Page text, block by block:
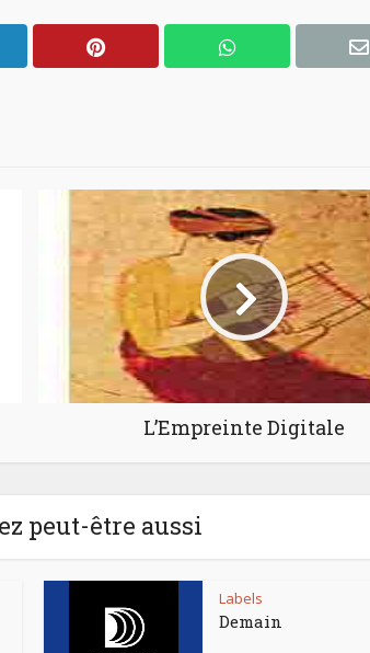
L’Empreinte Digitale
peut-être aussi
Labels
Demain